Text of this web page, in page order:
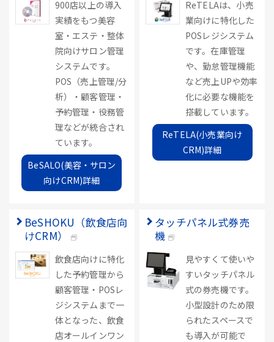
900店以上の導入
実績をもつ美容
室・エステ・整体
院向けサロン管理
システムです。
POS（売上管理/分
析）・顧客管理・
予約管理・役務管
理などが統合され
ています。
BeSALO(美容・サロン
向けCRM)詳細
ReTELAは、小売
業向けに特化した
POSレジシステム
です。在庫管理
や、勤怠管理機能
など売上UPや効率
化に必要な機能を
搭載しています。
ReTELA(小売業向け
CRM)詳細
BeSHOKU（飲食店向
けCRM）
飲食店向けに特化
した予約管理から
顧客管理・POSレ
ジシステムまで一
体となった、飲食
店オールインワン
タッチパネル式券売
機
見やすくて使いや
すいタッチパネル
式の券売機です。
小型設計のため限
られたスペースで
も導入が可能で